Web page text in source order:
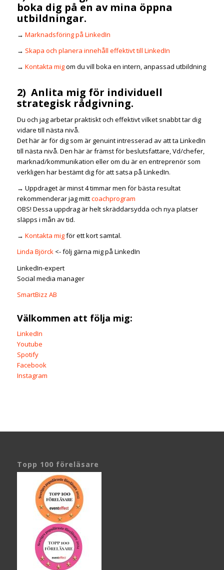
boka dig på en av mina öppna
utbildningar.
→ Marknadsföring på LinkedIn
→ Skapa och planera innehåll effektivt till LinkedIn
→ Kontakta migom du vill boka en intern, anpassad utbildning
2) Anlita mig för individuell
strategisk rådgivning.
Du och jag arbetar praktiskt och effektivt vilket snabbt tar dig
vidare till nästa nivå.
Det här är för dig som är genuint intresserad av att ta LinkedIn
till nästa nivå. Den här är främst för beslutsfattare, Vd/chefer,
marknad/kommunikation eller om du är en entreprenör som
verkligen har bestämt dig för att satsa på LinkedIn.
→ Uppdraget är minst 4 timmar men för bästa resultat
rekommenderar jag mittcoachprogram
OBS! Dessa uppdrag är helt skräddarsydda och nya platser
släpps i mån av tid.
→ Kontakta migför ett kort samtal.
Linda Björck<- följ gärna mig på LinkedIn
LinkedIn-expert
Social media manager
SmartBizz AB
Välkommen att följa mig:
LinkedIn
Youtube
Spotify
Facebook
Instagram
Topp 100 föreläsare